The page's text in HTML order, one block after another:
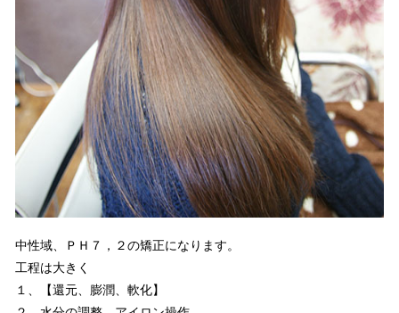
中性域、ＰＨ７，２の矯正になります。
工程は大きく
１、【還元、膨潤、軟化】